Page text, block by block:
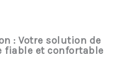
: Votre solution de
fiable et confortable